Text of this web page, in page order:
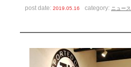
post date:2019.05.16 category: ニュー